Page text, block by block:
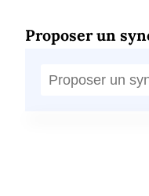
Proposer un